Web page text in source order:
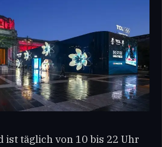
ist täglich von 10 bis 22 Uhr